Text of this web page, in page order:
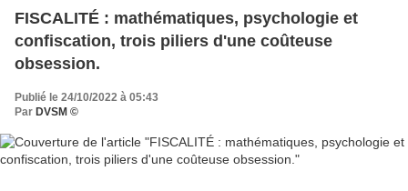
FISCALITÉ : mathématiques, psychologie et
confiscation, trois piliers d'une coûteuse
obsession.
Publié le 24/10/2022 à 05:43
Par DVSM ©